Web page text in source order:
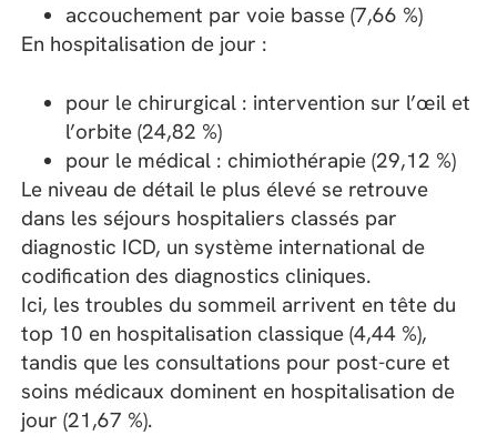
accouchement par voie basse (7,66 %)
En hospitalisation de jour :
pour le chirurgical : intervention sur l’œil et
l’orbite (24,82 %)
pour le médical : chimiothérapie (29,12 %)
Le niveau de détail le plus élevé se retrouve
dans les séjours hospitaliers classés par
diagnostic ICD, un système international de
codification des diagnostics cliniques.
Ici, les troubles du sommeil arrivent en tête du
top 10 en hospitalisation classique (4,44 %),
tandis que les consultations pour post-cure et
soins médicaux dominent en hospitalisation de
jour (21,67 %).